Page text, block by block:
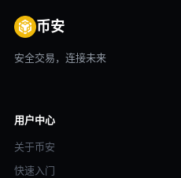
币安
安全交易，连接未来
用户中心
关于币安
快速入门